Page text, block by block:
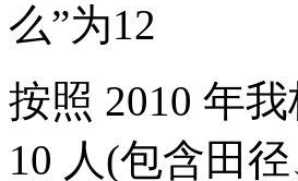
么”为12
按照 2010 年
10 人(包含田